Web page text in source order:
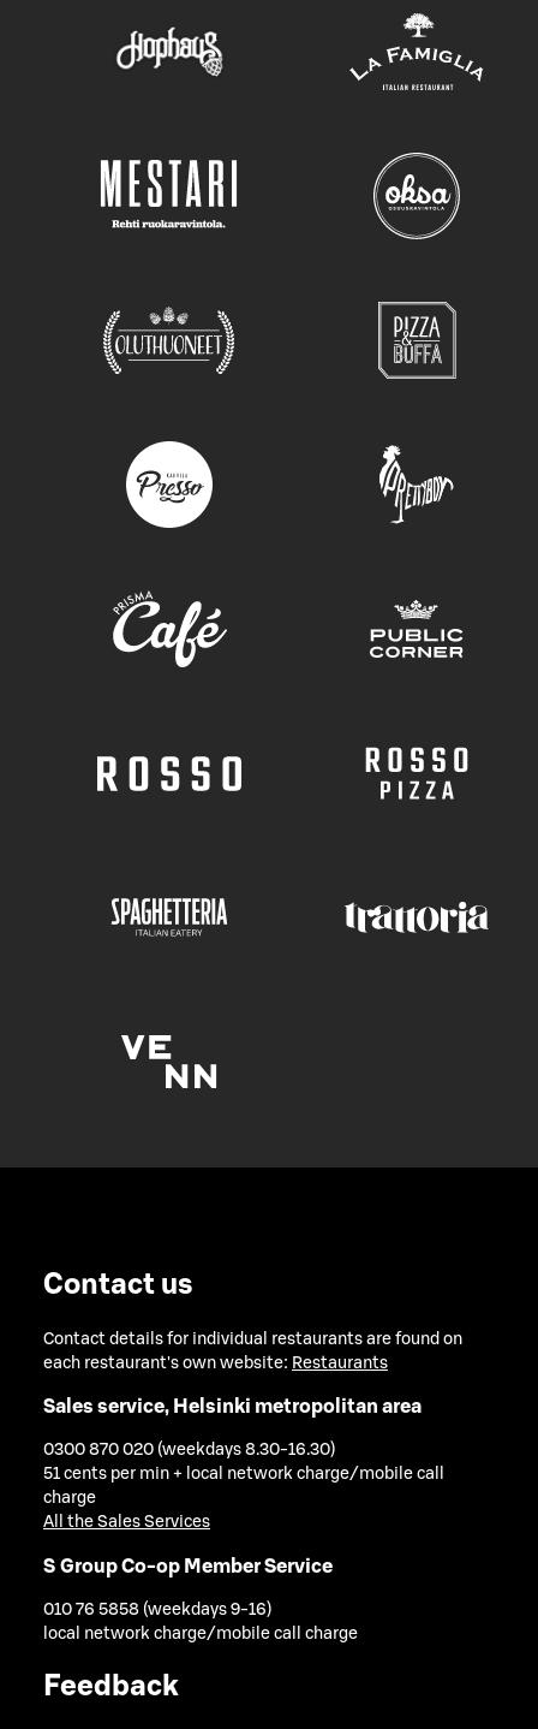
Contact us
Contact details for individual restaurants are found on
each restaurant's own website: Restaurants
Sales service, Helsinki metropolitan area
0300 870 020 (weekdays 8.30-16.30)
51 cents per min + local network charge/mobile call
charge
All the Sales Services
S Group Co-op Member Service
010 76 5858 (weekdays 9-16)
local network charge/mobile call charge
Feedback